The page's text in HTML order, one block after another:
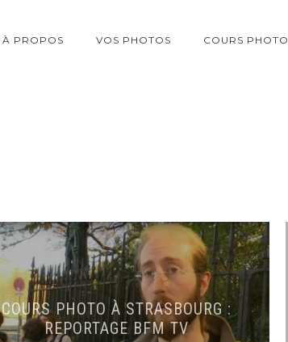
À PROPOS VOS PHOTOS COURS PHOTO
COURS PHOTO À STRASBOURG :
REPORTAGE BFM TV